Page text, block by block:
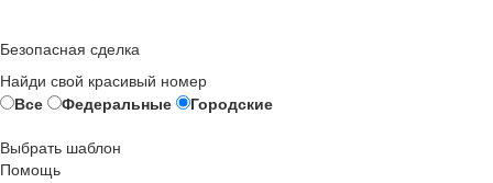
Безопасная сделка
Найди свой красивый номер
Все
Федеральные
Городские
Выбрать шаблон
Помощь